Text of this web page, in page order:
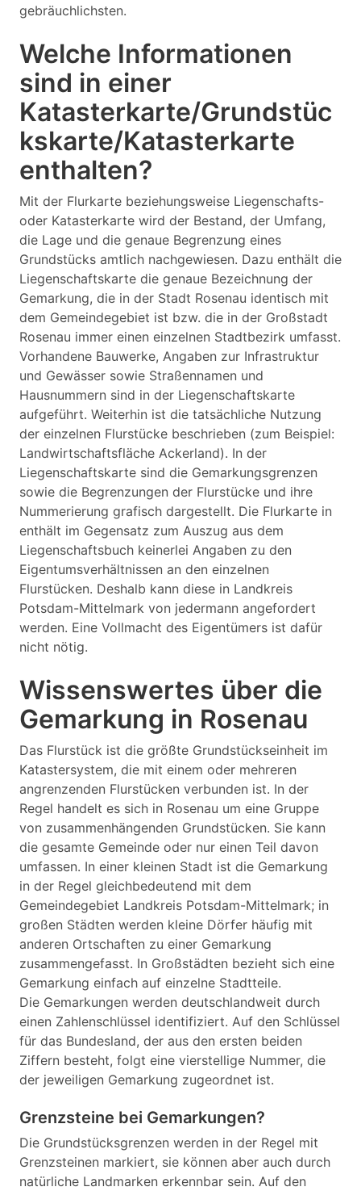
gebräuchlichsten.
Welche Informationen
sind in einer
Katasterkarte/Grundstüc
kskarte/Katasterkarte
enthalten?
Mit der Flurkarte beziehungsweise Liegenschafts-
oder Katasterkarte wird der Bestand, der Umfang,
die Lage und die genaue Begrenzung eines
Grundstücks amtlich nachgewiesen. Dazu enthält die
Liegenschaftskarte die genaue Bezeichnung der
Gemarkung, die in der Stadt Rosenau identisch mit
dem Gemeindegebiet ist bzw. die in der Großstadt
Rosenau immer einen einzelnen Stadtbezirk umfasst.
Vorhandene Bauwerke, Angaben zur Infrastruktur
und Gewässer sowie Straßennamen und
Hausnummern sind in der Liegenschaftskarte
aufgeführt. Weiterhin ist die tatsächliche Nutzung
der einzelnen Flurstücke beschrieben (zum Beispiel:
Landwirtschaftsfläche Ackerland). In der
Liegenschaftskarte sind die Gemarkungsgrenzen
sowie die Begrenzungen der Flurstücke und ihre
Nummerierung grafisch dargestellt. Die Flurkarte in
enthält im Gegensatz zum Auszug aus dem
Liegenschaftsbuch keinerlei Angaben zu den
Eigentumsverhältnissen an den einzelnen
Flurstücken. Deshalb kann diese in Landkreis
Potsdam-Mittelmark von jedermann angefordert
werden. Eine Vollmacht des Eigentümers ist dafür
nicht nötig.
Wissenswertes über die
Gemarkung in Rosenau
Das Flurstück ist die größte Grundstückseinheit im
Katastersystem, die mit einem oder mehreren
angrenzenden Flurstücken verbunden ist. In der
Regel handelt es sich in Rosenau um eine Gruppe
von zusammenhängenden Grundstücken. Sie kann
die gesamte Gemeinde oder nur einen Teil davon
umfassen. In einer kleinen Stadt ist die Gemarkung
in der Regel gleichbedeutend mit dem
Gemeindegebiet Landkreis Potsdam-Mittelmark; in
großen Städten werden kleine Dörfer häufig mit
anderen Ortschaften zu einer Gemarkung
zusammengefasst. In Großstädten bezieht sich eine
Gemarkung einfach auf einzelne Stadtteile.
Die Gemarkungen werden deutschlandweit durch
einen Zahlenschlüssel identifiziert. Auf den Schlüssel
für das Bundesland, der aus den ersten beiden
Ziffern besteht, folgt eine vierstellige Nummer, die
der jeweiligen Gemarkung zugeordnet ist.
Grenzsteine bei Gemarkungen?
Die Grundstücksgrenzen werden in der Regel mit
Grenzsteinen markiert, sie können aber auch durch
natürliche Landmarken erkennbar sein. Auf den